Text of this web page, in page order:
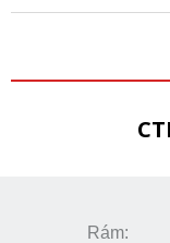
Rám: